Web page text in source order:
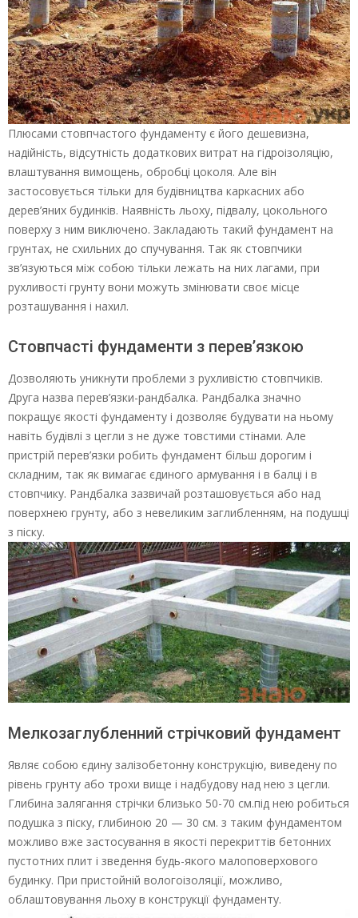
Плюсами стовпчастого фундаменту є його дешевизна,
надійність, відсутність додаткових витрат на гідроізоляцію,
влаштування вимощень, обробці цоколя. Але він
застосовується тільки для будівництва каркасних або
дерев’яних будинків. Наявність льоху, підвалу, цокольного
поверху з ним виключено. Закладають такий фундамент на
грунтах, не схильних до спучування. Так як стовпчики
зв’язуються між собою тільки лежать на них лагами, при
рухливості грунту вони можуть змінювати своє місце
розташування і нахил.
Стовпчасті фундаменти з перев’язкою
Дозволяють уникнути проблеми з рухливістю стовпчиків.
Друга назва перев’язки-рандбалка. Рандбалка значно
покращує якості фундаменту і дозволяє будувати на ньому
навіть будівлі з цегли з не дуже товстими стінами. Але
пристрій перев’язки робить фундамент більш дорогим і
складним, так як вимагає єдиного армування і в балці і в
стовпчику. Рандбалка зазвичай розташовується або над
поверхнею грунту, або з невеликим заглибленням, на подушці
з піску.
Мелкозаглубленний стрічковий фундамент
Являє собою єдину залізобетонну конструкцію, виведену по
рівень грунту або трохи вище і надбудову над нею з цегли.
Глибина залягання стрічки близько 50-70 см.під нею робиться
подушка з піску, глибиною 20 — 30 см. з таким фундаментом
можливо вже застосування в якості перекриттів бетонних
пустотних плит і зведення будь-якого малоповерхового
будинку. При пристойній вологоізоляції, можливо,
облаштовування льоху в конструкції фундаменту.